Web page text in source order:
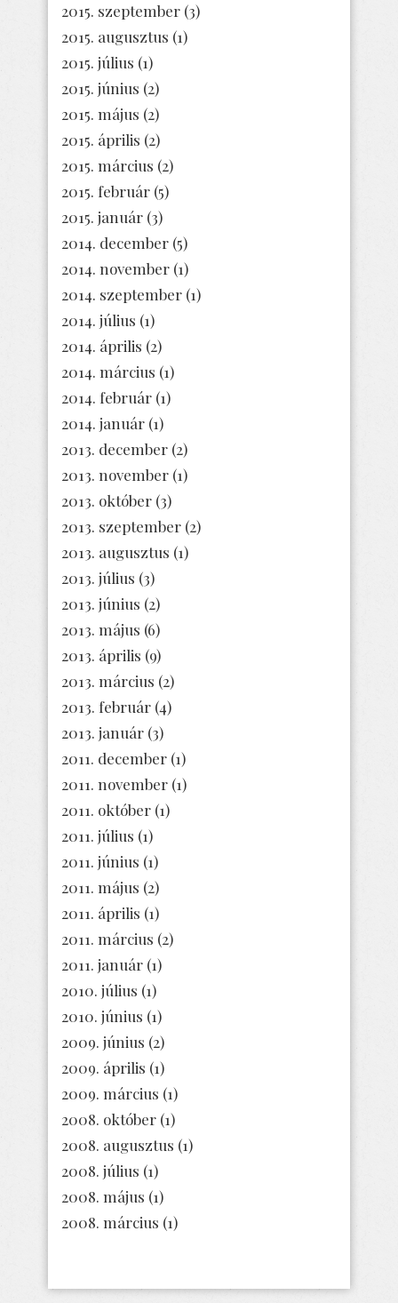
2015. szeptember (3)
2015. augusztus (1)
2015. július (1)
2015. június (2)
2015. május (2)
2015. április (2)
2015. március (2)
2015. február (5)
2015. január (3)
2014. december (5)
2014. november (1)
2014. szeptember (1)
2014. július (1)
2014. április (2)
2014. március (1)
2014. február (1)
2014. január (1)
2013. december (2)
2013. november (1)
2013. október (3)
2013. szeptember (2)
2013. augusztus (1)
2013. július (3)
2013. június (2)
2013. május (6)
2013. április (9)
2013. március (2)
2013. február (4)
2013. január (3)
2011. december (1)
2011. november (1)
2011. október (1)
2011. július (1)
2011. június (1)
2011. május (2)
2011. április (1)
2011. március (2)
2011. január (1)
2010. július (1)
2010. június (1)
2009. június (2)
2009. április (1)
2009. március (1)
2008. október (1)
2008. augusztus (1)
2008. július (1)
2008. május (1)
2008. március (1)